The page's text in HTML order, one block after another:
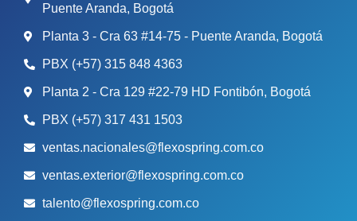
Puente Aranda, Bogotá
Planta 3 - Cra 63 #14-75 - Puente Aranda, Bogotá
PBX (+57) 315 848 4363
Planta 2 - Cra 129 #22-79 HD Fontibón, Bogotá
PBX (+57) 317 431 1503
ventas.nacionales@flexospring.com.co
ventas.exterior@flexospring.com.co
talento@flexospring.com.co